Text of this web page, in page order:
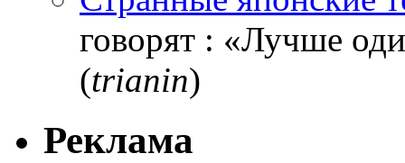
говорят : «Лучше
(trianin)
Реклама